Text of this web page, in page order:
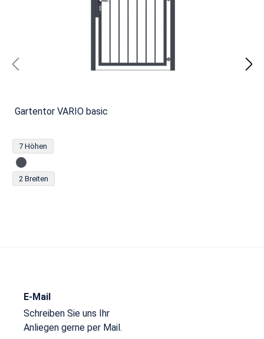
Gartentor VARIO basic
7 Höhen
2 Breiten
E-Mail
Schreiben Sie uns Ihr
Anliegen gerne per Mail.